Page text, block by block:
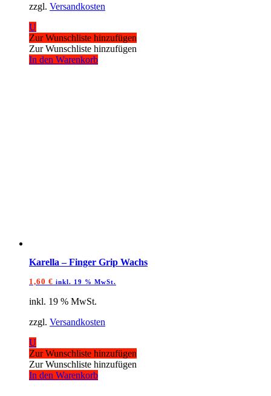
zzgl. Versandkosten
U
Zur Wunschliste hinzufügen
Zur Wunschliste hinzufügen
In den Warenkorb
Karella – Finger Grip Wachs
1,60 € inkl. 19 % MwSt.
inkl. 19 % MwSt.
zzgl. Versandkosten
U
Zur Wunschliste hinzufügen
Zur Wunschliste hinzufügen
In den Warenkorb